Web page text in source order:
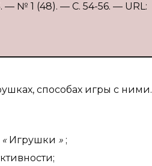
№ 1 (48). — С. 54-56. — URL:
способах игры с ними.
« Игрушки » ;